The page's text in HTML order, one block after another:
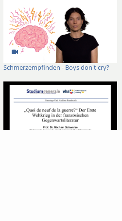
Schmerzempfinden - Boys don't cry?